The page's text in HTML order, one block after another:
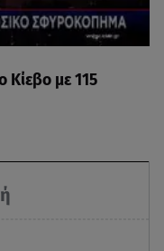
Κίεβο με 115